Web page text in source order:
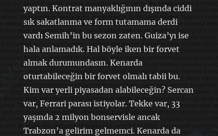
yaptın. Kontrat manyaklığının dışında ciddi
sık sakatlanma ve form tutamama derdi
vardı Semih’in bu sezon zaten. Guiza’yı ise
hala anlamadık. Hal böyle iken bir forvet
almak durumundasın. Kenarda
oturtabileceğin bir forvet olmalı tabii bu.
Kim var yerli piyasadan alabileceğin? Sercan
var, Ferrari parası istiyolar. Tekke var, 33
yaşında 2 milyon bonservisle ancak
Trabzon’a gelirim gelmemci. Kenarda da